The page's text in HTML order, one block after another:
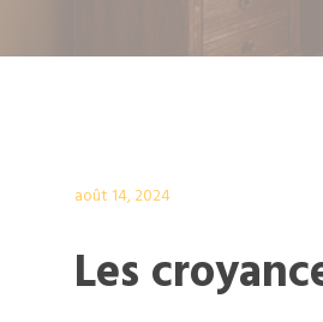
août 14, 2024
Les